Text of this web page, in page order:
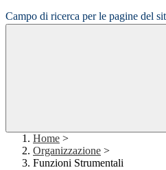
Campo di ricerca per le pagine del
Home >
Organizzazione >
Funzioni Strumentali